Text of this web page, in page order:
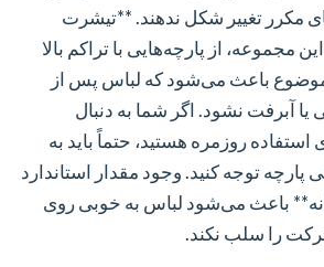
مکرر تغییر شکل ندهند. **تیشرت
مجموعه، از پارچه‌هایی با تراکم بالا
باعث می‌شود که لباس پس از
آبرفت نشود. اگر شما به دنبال
روزمره هستید، حتماً باید به
پارچه توجه کنید. وجود مقدار استاندارد
باعث می‌شود لباس به خوبی روی
را سلب نکند.